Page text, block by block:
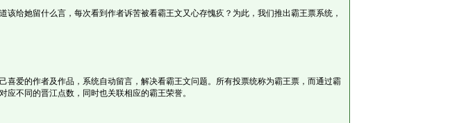
给她留什么言，每次看到作者诉苦被看霸王文又心存愧疚？为此，我们推出霸王票系统，
爱的作者及作品，系统自动留言，解决看霸王文问题。所有投票统称为霸王票，而通过霸
不同的晋江点数，同时也关联相应的霸王荣誉。